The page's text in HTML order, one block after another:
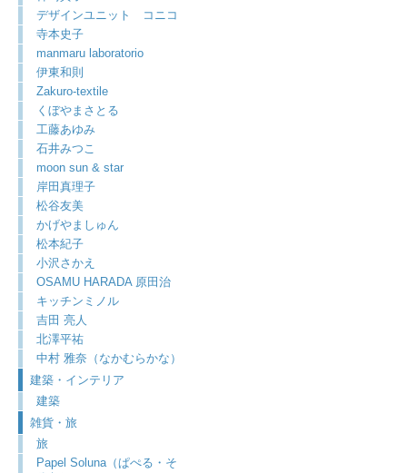
デザインユニット コニコ
寺本史子
manmaru laboratorio
伊東和則
Zakuro-textile
くぼやまさとる
工藤あゆみ
石井みつこ
moon sun & star
岸田真理子
松谷友美
かげやましゅん
松本紀子
小沢さかえ
OSAMU HARADA 原田治
キッチンミノル
吉田 亮人
北澤平祐
中村 雅奈（なかむらかな）
建築・インテリア
建築
雑貨・旅
旅
Papel Soluna（ぱぺる・そ